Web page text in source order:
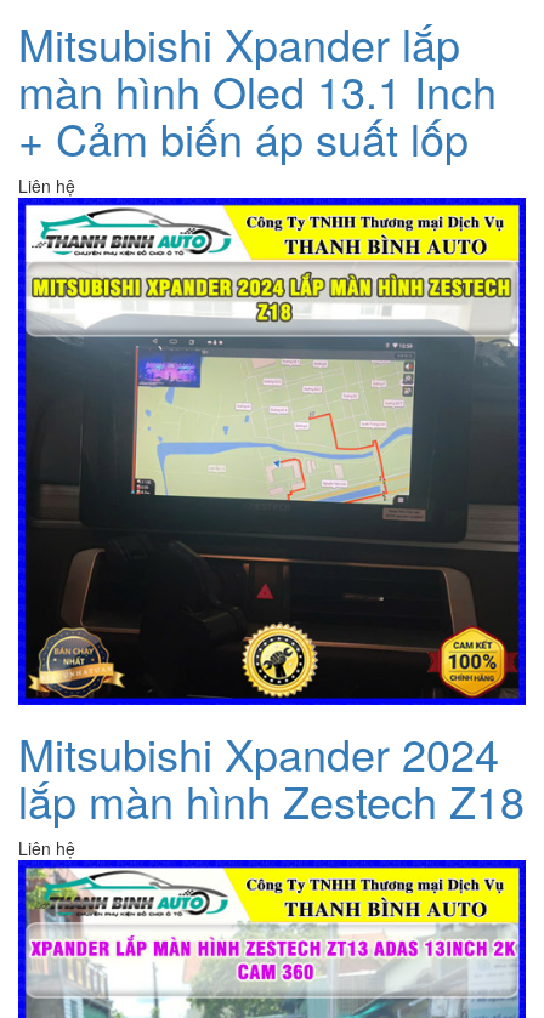
Mitsubishi Xpander lắp
màn hình Oled 13.1 Inch
+ Cảm biến áp suất lốp
Liên hệ
Mitsubishi Xpander 2024
lắp màn hình Zestech Z18
Liên hệ